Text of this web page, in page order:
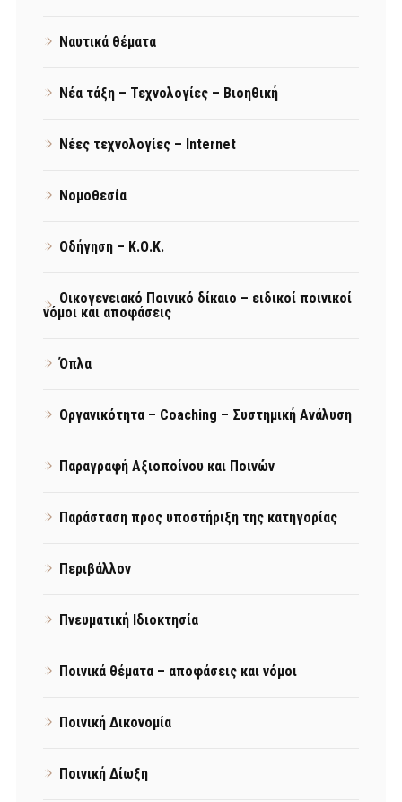
Ναυτικά θέματα
Νέα τάξη – Τεχνολογίες – Βιοηθική
Νέες τεχνολογίες – Internet
Νομοθεσία
Οδήγηση – Κ.Ο.Κ.
Οικογενειακό Ποινικό δίκαιο – ειδικοί ποινικοί
νόμοι και αποφάσεις
Όπλα
Οργανικότητα – Coaching – Συστημική Ανάλυση
Παραγραφή Αξιοποίνου και Ποινών
Παράσταση προς υποστήριξη της κατηγορίας
Περιβάλλον
Πνευματική Ιδιοκτησία
Ποινικά θέματα – αποφάσεις και νόμοι
Ποινική Δικονομία
Ποινική Δίωξη